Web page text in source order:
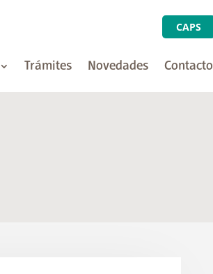
CAPS
Trámites Novedades Contacto